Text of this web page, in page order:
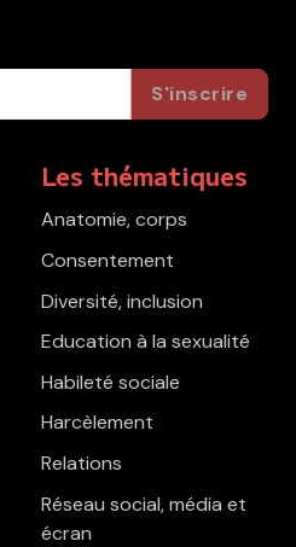
S'inscrire
Les thématiques
Anatomie, corps
Consentement
Diversité, inclusion
Education à la sexualité
Habileté sociale
Harcèlement
Relations
Réseau social, média et
écran